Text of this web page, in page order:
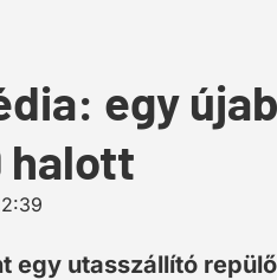
egy
halott
egy utasszállító